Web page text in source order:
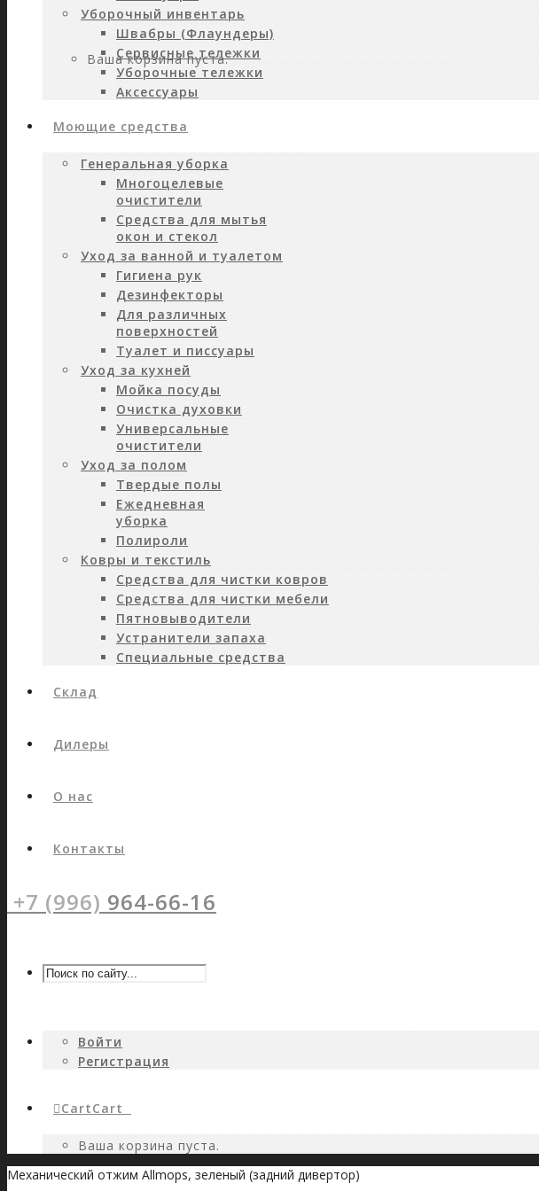
Ваша корзина пуста.
Уборочный инвентарь
Швабры (Флаундеры)
Сервисные тележки
Уборочные тележки
Аксессуары
Моющие средства
Генеральная уборка
Многоцелевые
очистители
Средства для мытья
окон и стекол
Уход за ванной и туалетом
Гигиена рук
Дезинфекторы
Для различных
поверхностей
Туалет и писсуары
Уход за кухней
Мойка посуды
Очистка духовки
Универсальные
очистители
Уход за полом
Твердые полы
Ежедневная
уборка
Полироли
Ковры и текстиль
Средства для чистки ковров
Средства для чистки мебели
Пятновыводители
Устранители запаха
Специальные средства
Склад
Дилеры
О нас
Контакты
+7 (996) 964-66-16
Войти
Регистрация
CartCart
Ваша корзина пуста.
Механический отжим Allmops, зеленый (задний дивертор)